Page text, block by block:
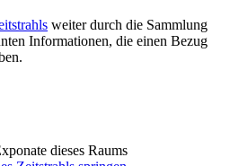
weiter durch die Sammlung
Informationen, die einen Bezug
dieses Raums